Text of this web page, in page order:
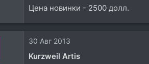
Цена новинки - 2500 долл.
30 Авг 2013
Kurzweil Artis